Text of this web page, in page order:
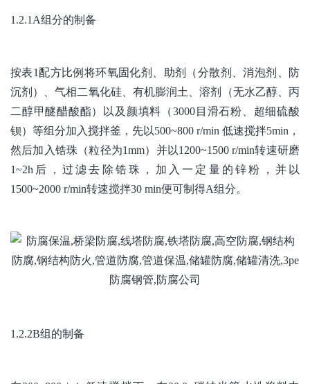
1.2.1A组分的制备
按表1配方比例将环氧固化剂、助剂（分散剂、消泡剂、防
沉剂）、气相二氧化硅、有机膨润土、溶剂（无水乙醇、丙
二醇甲醚醋酸酯）以及颜填料（3000目滑石粉、超细硫酸
钡）等组分加入搅拌釜，先以500~800 r/min 低速搅拌5min，
然后加入锆珠（粒径为1mm）并以1200~1500 r/min转速研磨
1~2h后，过滤去除锆珠，加入一定量的锌粉，并以
1500~2000 r/min转速搅拌30 min便可制得A组分。
1.2.2B组的制备